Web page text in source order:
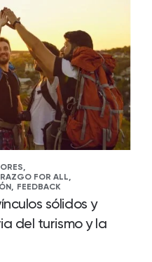
FOR ALL,
FEEDBACK
sólidos y
del turismo y la